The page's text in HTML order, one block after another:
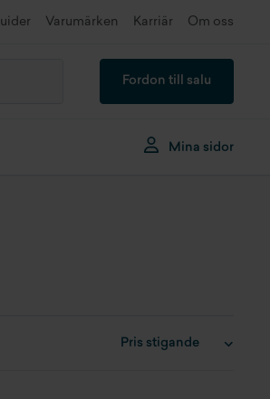
Varumärken Karriär Om oss
Fordon till salu
Mina sidor